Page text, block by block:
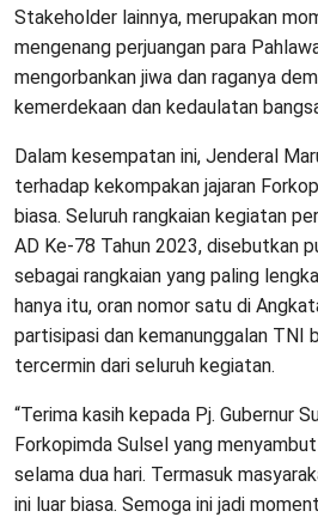
Stakeholder lainnya, merupakan
mengenang perjuangan para
mengorbankan jiwa dan raganya
kemerdekaan dan kedaulatan
Dalam kesempatan ini, Jenderal
terhadap kekompakan jajaran
biasa. Seluruh rangkaian kegiatan
AD Ke-78 Tahun 2023, disebutkan
sebagai rangkaian yang paling
hanya itu, oran nomor satu di
partisipasi dan kemanunggalan TNI
tercermin dari seluruh kegiatan.
“Terima kasih kepada Pj. Gubernur
Forkopimda Sulsel yang
selama dua hari. Termasuk
ini luar biasa. Semoga ini jadi